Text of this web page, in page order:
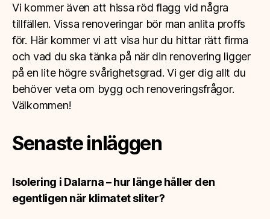
Vi kommer även att hissa röd flagg vid några
tillfällen. Vissa renoveringar bör man anlita proffs
för. Här kommer vi att visa hur du hittar rätt firma
och vad du ska tänka på när din renovering ligger
på en lite högre svårighetsgrad. Vi ger dig allt du
behöver veta om bygg och renoveringsfrågor.
Välkommen!
Senaste inläggen
Isolering i Dalarna – hur länge håller den
egentligen när klimatet sliter?